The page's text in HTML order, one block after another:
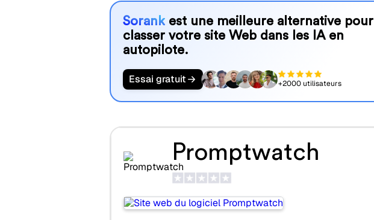
Sorankest une meilleure alternative pour
classer votre site Web dans les IA en
autopilote.
Essai gratuit +2000 utilisateurs
Promptwatch